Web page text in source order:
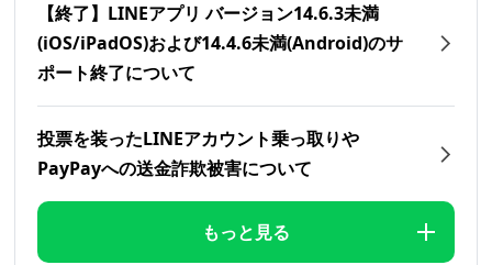
【終了】LINEアプリ バージョン14.6.3未満
(iOS/iPadOS)および14.4.6未満(Android)のサ
ポート終了について
投票を装ったLINEアカウント乗っ取りや
PayPayへの送金詐欺被害について
もっと見る